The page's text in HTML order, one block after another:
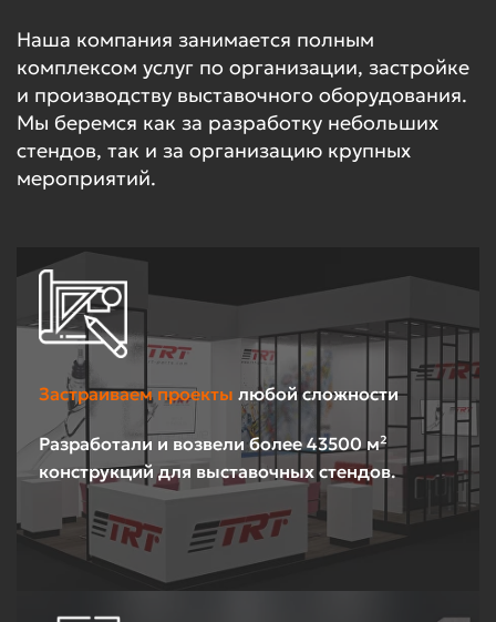
Наша компания занимается полным
комплексом услуг по организации, застройке
и производству выставочного оборудования.
Мы беремся как за разработку небольших
стендов, так и за организацию крупных
мероприятий.
Застраиваем проекты любой сложности
Разработали и возвели более 43500 м²
конструкций для выставочных стендов.